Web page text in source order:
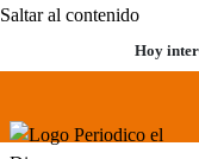
Saltar al contenido
Hoy
Menú